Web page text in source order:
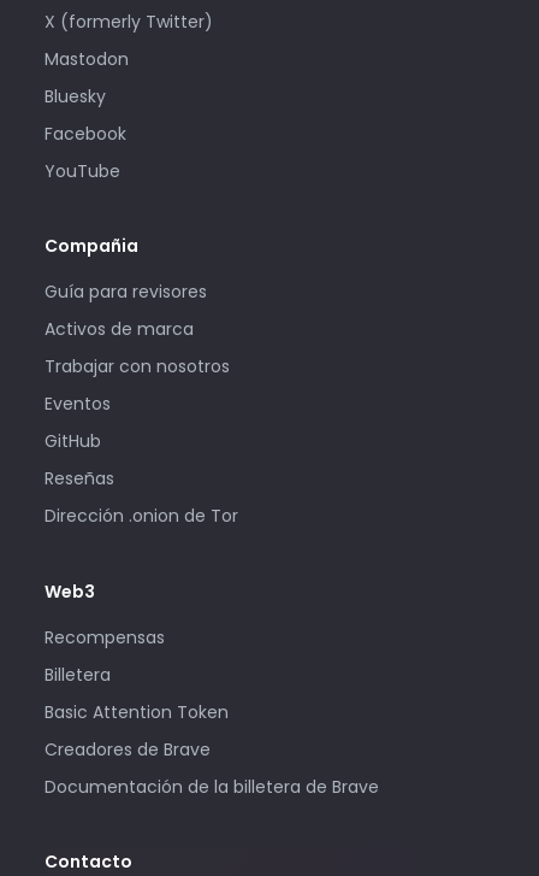
X (formerly Twitter)
Mastodon
Bluesky
Facebook
YouTube
Compañia
Guía para revisores
Activos de marca
Trabajar con nosotros
Eventos
GitHub
Reseñas
Dirección .onion de Tor
Web3
Recompensas
Billetera
Basic Attention Token
Creadores de Brave
Documentación de la billetera de Brave
Contacto